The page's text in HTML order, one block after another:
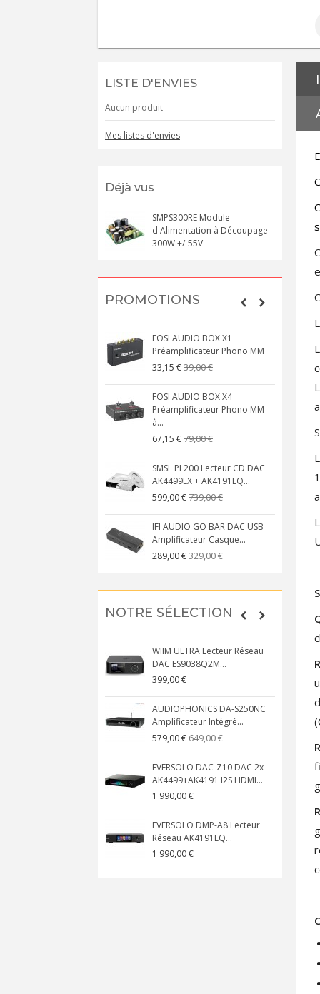
LISTE D'ENVIES
Aucun produit
Mes listes d'envies
Déjà vus
SMPS300RE Module
d'Alimentation à Découpage
300W +/-55V
PROMOTIONS
FOSI AUDIO BOX X1
Préamplificateur Phono MM
33,15 €39,00 €
FOSI AUDIO BOX X4
Préamplificateur Phono MM
à...
67,15 €79,00 €
SMSL PL200 Lecteur CD DAC
AK4499EX + AK4191EQ...
599,00 €739,00 €
IFI AUDIO GO BAR DAC USB
Amplificateur Casque...
289,00 €329,00 €
NOTRE SÉLECTION
WIIM ULTRA Lecteur Réseau
DAC ES9038Q2M...
399,00 €
AUDIOPHONICS DA-S250NC
Amplificateur Intégré...
579,00 €649,00 €
EVERSOLO DAC-Z10 DAC 2x
AK4499+AK4191 I2S HDMI...
1 990,00 €
EVERSOLO DMP-A8 Lecteur
Réseau AK4191EQ...
1 990,00 €